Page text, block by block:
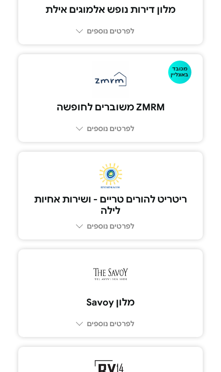
מלון דירות נופש אלמוגים אילת
לפרטים נוספים
מכובד
באונליין
ZMRM משוברים לחופשה‏
לפרטים נוספים
ריטריט להורים טריים - ושירות אחיות
לילה
לפרטים נוספים
מלון Savoy
לפרטים נוספים